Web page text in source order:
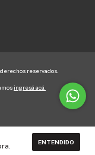
ENTENDIDO
derechos reservados.
ingresá acá.